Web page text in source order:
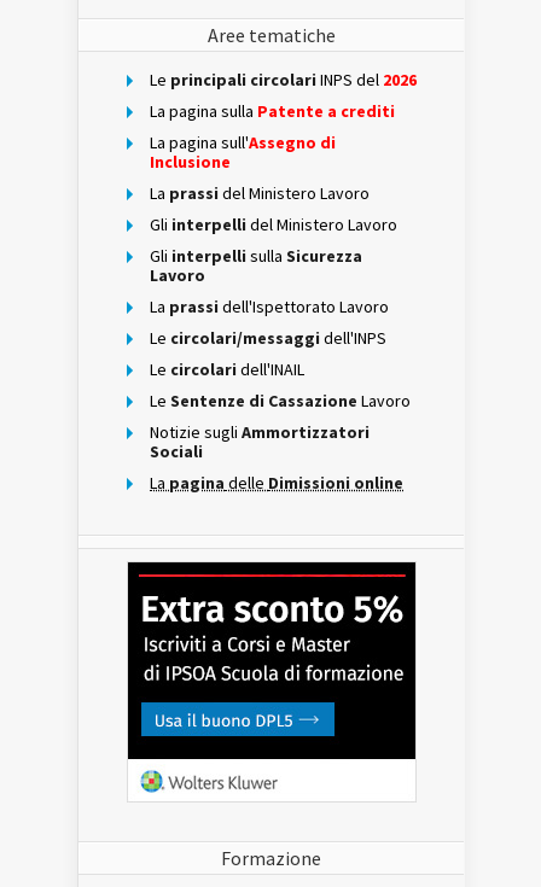
Aree tematiche
Le principali circolari INPS del 2026
La pagina sulla Patente a crediti
La pagina sull'Assegno di
Inclusione
La prassi del Ministero Lavoro
Gli interpelli del Ministero Lavoro
Gli interpelli sulla Sicurezza
Lavoro
La prassi dell'Ispettorato Lavoro
Le circolari/messaggi dell'INPS
Le circolari dell'INAIL
Le Sentenze di Cassazione Lavoro
Notizie sugli Ammortizzatori
Sociali
La pagina delle Dimissioni online
Formazione